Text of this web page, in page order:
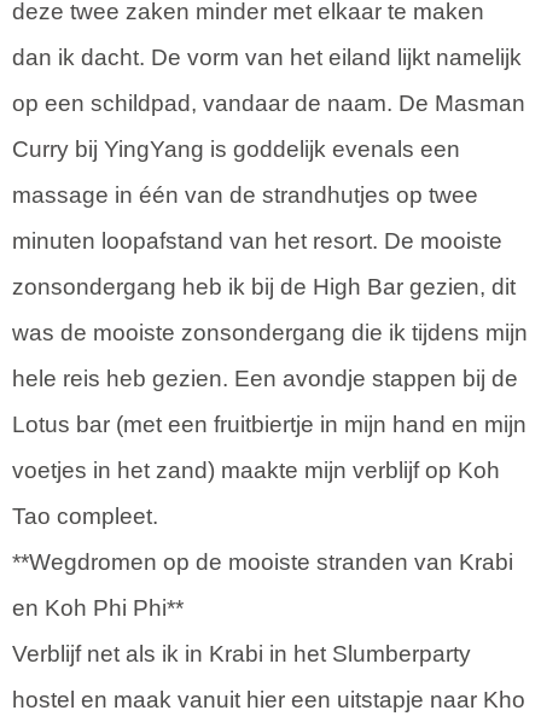
deze twee zaken minder met elkaar te maken
dan ik dacht. De vorm van het eiland lijkt namelijk
op een schildpad, vandaar de naam. De Masman
Curry bij YingYang is goddelijk evenals een
massage in één van de strandhutjes op twee
minuten loopafstand van het resort. De mooiste
zonsondergang heb ik bij de High Bar gezien, dit
was de mooiste zonsondergang die ik tijdens mijn
hele reis heb gezien. Een avondje stappen bij de
Lotus bar (met een fruitbiertje in mijn hand en mijn
voetjes in het zand) maakte mijn verblijf op Koh
Tao compleet.
**Wegdromen op de mooiste stranden van Krabi
en Koh Phi Phi**
Verblijf net als ik in Krabi in het Slumberparty
hostel en maak vanuit hier een uitstapje naar Kho